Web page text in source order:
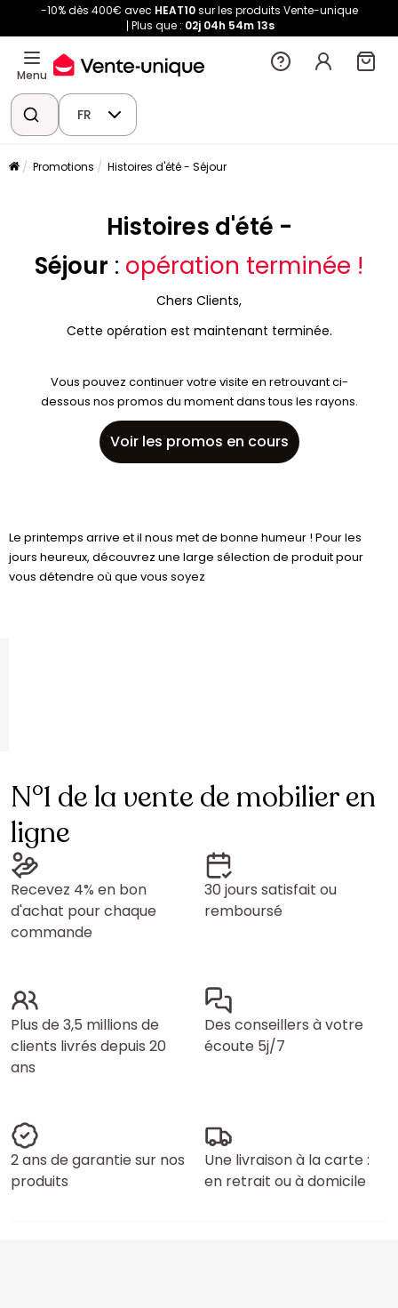
-10% dès 400€ avec HEAT10sur les produits Vente-unique
Plus que : 02j 04h 54m13s
Menu
FR
Promotions Histoires d'été - Séjour
Histoires d'été -
Séjour : opération terminée !
Chers Clients,
Cette opération est maintenant terminée.
Vous pouvez continuer votre visite en retrouvant ci-
dessous nos promos du moment dans tous les rayons.
Voir les promos en cours
Le printemps arrive et il nous met de bonne humeur ! Pour les
jours heureux, découvrez une large sélection de produit pour
vous détendre où que vous soyez
N°1 de la vente de mobilier en
ligne
Recevez 4% en bon
d'achat pour chaque
commande
30 jours satisfait ou
remboursé
Plus de 3,5 millions de
clients livrés depuis 20
ans
Des conseillers à votre
écoute 5j/7
2 ans de garantie sur nos
produits
Une livraison à la carte :
en retrait ou à domicile